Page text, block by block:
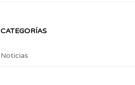
CATEGORÍAS
Noticias